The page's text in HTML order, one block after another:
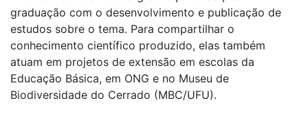
graduação com o desenvolvimento e publicação de
estudos sobre o tema. Para compartilhar o
conhecimento científico produzido, elas também
atuam em projetos de extensão em escolas da
Educação Básica, em ONG e no Museu de
Biodiversidade do Cerrado (MBC/UFU).